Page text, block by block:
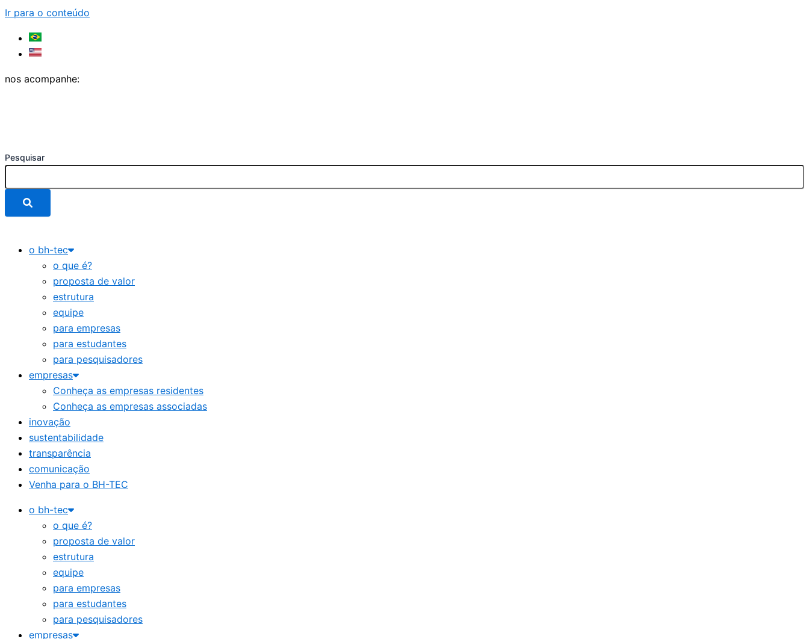
Ir para o conteúdo
nos acompanhe:
Pesquisar
o bh-tec
o que é?
proposta de valor
estrutura
equipe
para empresas
para estudantes
para pesquisadores
empresas
Conheça as empresas residentes
Conheça as empresas associadas
inovação
sustentabilidade
transparência
comunicação
Venha para o BH-TEC
o bh-tec
o que é?
proposta de valor
estrutura
equipe
para empresas
para estudantes
para pesquisadores
empresas